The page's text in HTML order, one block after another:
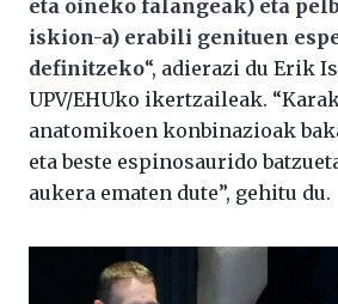
eta oineko falangeak) eta
iskion-a) erabili genituen
definitzeko“, adierazi du Erik
UPV/EHUko ikertzaileak.
anatomikoen konbinazioak
eta beste espinosaurido
aukera ematen dute”, gehitu du.